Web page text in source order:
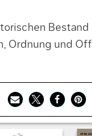
Bestand
Ordnung und